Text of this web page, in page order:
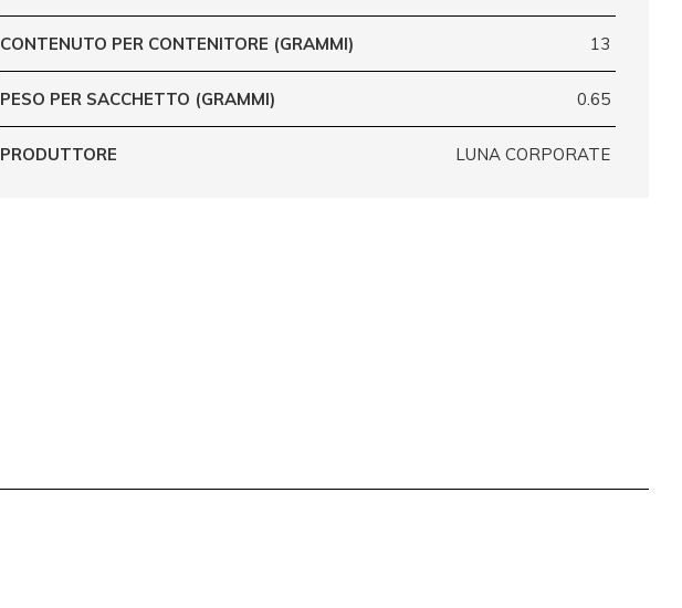
CONTENUTO PER CONTENITORE (GRAMMI) 13
PESO PER SACCHETTO (GRAMMI) 0.65
PRODUTTORE LUNA CORPORATE